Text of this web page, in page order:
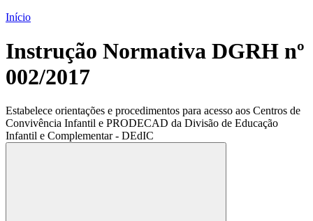
Início
Instrução Normativa DGRH nº
002/2017
Estabelece orientações e procedimentos para acesso aos Centros de
Convivência Infantil e PRODECAD da Divisão de Educação
Infantil e Complementar - DEdIC